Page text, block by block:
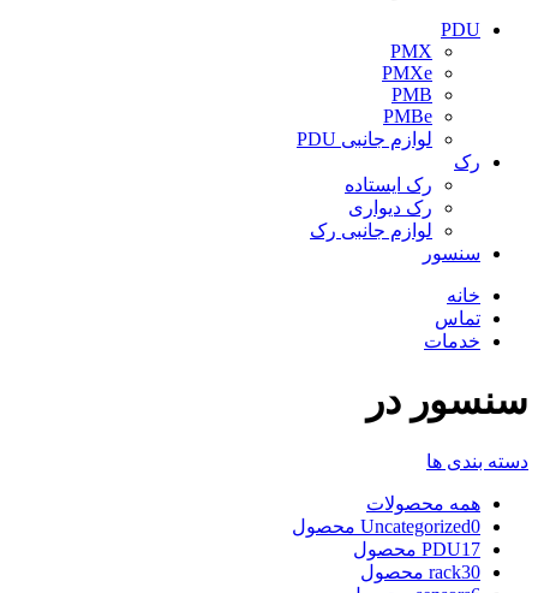
PDU
PMX
PMXe
PMB
PMBe
لوازم جانبی PDU
رک
رک ایستاده
رک دیواری
لوازم جانبی رک
سنسور
خانه
تماس
خدمات
سنسور در
دسته بندی ها
همه محصولات
Uncategorized0 محصول
PDU17 محصول
rack30 محصول